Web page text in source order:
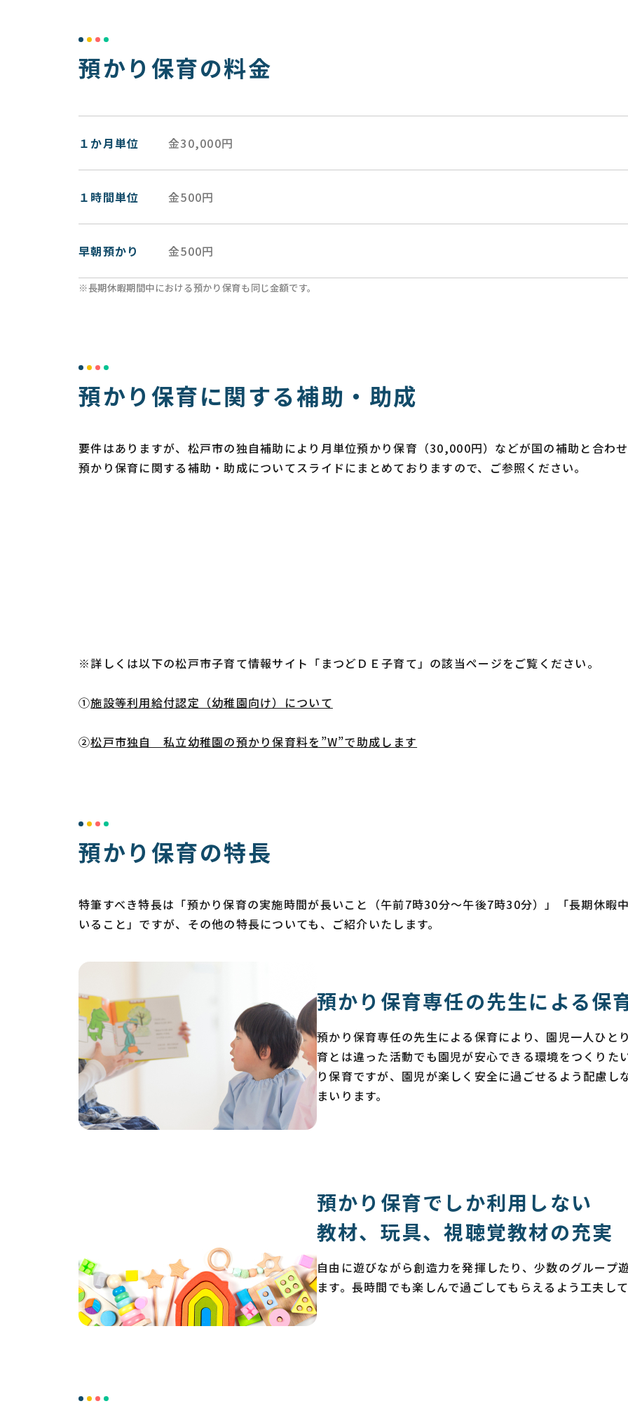
預かり保育の料金
１か月単位 金30,000円
１時間単位 金500円
早朝預かり 金500円
※長期休暇期間中における預かり保育も同じ金額です。
預かり保育に関する補助・助成
要件はありますが、松戸市の独自補助により月単位預かり保育（30,000円）などが国の補助と合わせ
預かり保育に関する補助・助成についてスライドにまとめておりますので、ご参照ください。
※詳しくは以下の松戸市子育て情報サイト「まつどＤＥ子育て」の該当ページをご覧ください。
①施設等利用給付認定（幼稚園向け）について
②松戸市独自 私立幼稚園の預かり保育料を”W”で助成します
預かり保育の特長
特筆すべき特長は「預かり保育の実施時間が長いこと（午前7時30分～午後7時30分）」「長期休暇
いること」ですが、その他の特長についても、ご紹介いたします。
預かり保育専任の先生による保
預かり保育専任の先生による保育により、園児一人ひと
育とは違った活動でも園児が安心できる環境をつくりた
り保育ですが、園児が楽しく安全に過ごせるよう配慮
まいります。
預かり保育でしか利用しない
教材、玩具、視聴覚教材の充実
自由に遊びながら創造力を発揮したり、少数のグループ
ます。長時間でも楽しんで過ごしてもらえるよう工夫して